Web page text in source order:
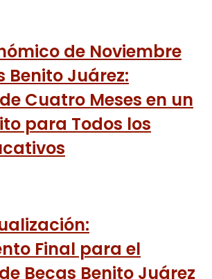
de Noviembre
Benito Juárez:
Cuatro Meses en un
para Todos los
Final para el
Becas Benito Juárez